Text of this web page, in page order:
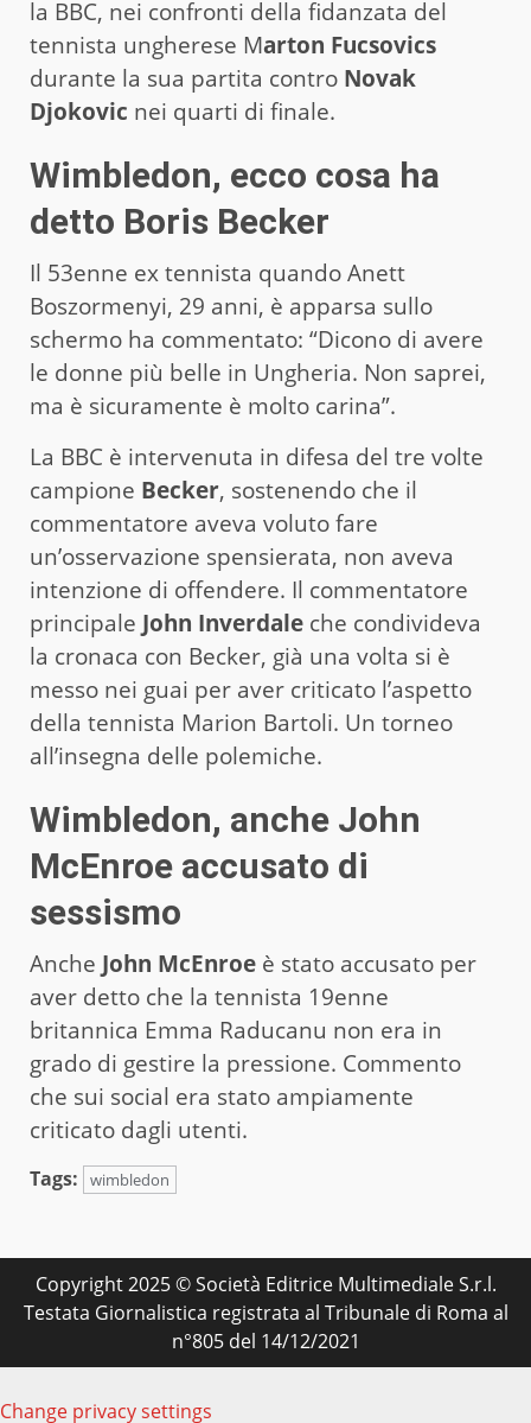
la BBC, nei confronti della fidanzata del
tennista ungherese Marton Fucsovics
durante la sua partita contro Novak
Djokovic nei quarti di finale.
Wimbledon, ecco cosa ha
detto Boris Becker
Il 53enne ex tennista quando Anett
Boszormenyi, 29 anni, è apparsa sullo
schermo ha commentato: “Dicono di avere
le donne più belle in Ungheria. Non saprei,
ma è sicuramente è molto carina”.
La BBC è intervenuta in difesa del tre volte
campione Becker, sostenendo che il
commentatore aveva voluto fare
un’osservazione spensierata, non aveva
intenzione di offendere. Il commentatore
principale John Inverdale che condivideva
la cronaca con Becker, già una volta si è
messo nei guai per aver criticato l’aspetto
della tennista Marion Bartoli. Un torneo
all’insegna delle polemiche.
Wimbledon, anche John
McEnroe accusato di
sessismo
Anche John McEnroe è stato accusato per
aver detto che la tennista 19enne
britannica Emma Raducanu non era in
grado di gestire la pressione. Commento
che sui social era stato ampiamente
criticato dagli utenti.
Tags: wimbledon
Copyright 2025 © Società Editrice Multimediale S.r.l.
Testata Giornalistica registrata al Tribunale di Roma al
n°805 del 14/12/2021
Change privacy settings